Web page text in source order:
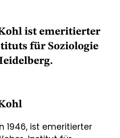
ist emeritierter
für Soziologie
1946, ist emeritierter